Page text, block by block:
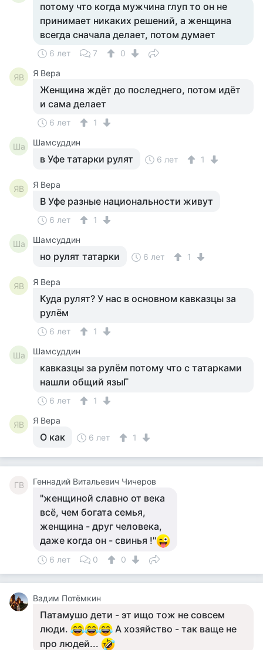
потому что когда мужчина глуп то он не
принимает никаких решений, а женщина
всегда сначала делает, потом думает
6 лет 7 0
ЯВ Я Вера
Женщина ждёт до последнего, потом идёт
и сама делает
6 лет 1
Ша Шамсуддин
в Уфе татарки рулят 6 лет 1
ЯВ Я Вера
В Уфе разные национальности живут
6 лет 1
Ша Шамсуддин
но рулят татарки 6 лет 1
ЯВ Я Вера
Куда рулят? У нас в основном кавказцы за
рулём
6 лет 1
Ша Шамсуддин
кавказцы за рулём потому что с татарками
нашли общий языГ
6 лет 1
ЯВ Я Вера
О как 6 лет 1
ГВ Геннадий Витальевич Чичеров
"женщиной славно от века
всё, чем богата семья,
женщина - друг человека,
даже когда он - свинья !"
6 лет 0 0
Вадим Потёмкин
Патамушо дети - эт ищо тож не совсем
люди.
А хозяйство - так ваще не
про людей...